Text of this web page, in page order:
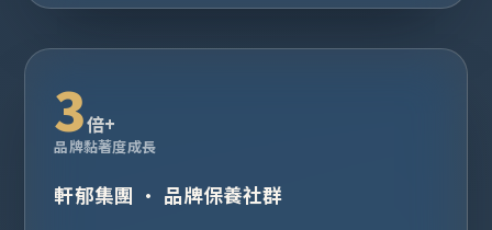
3倍+
品牌黏著度成長
軒郁集團 · 品牌保養社群